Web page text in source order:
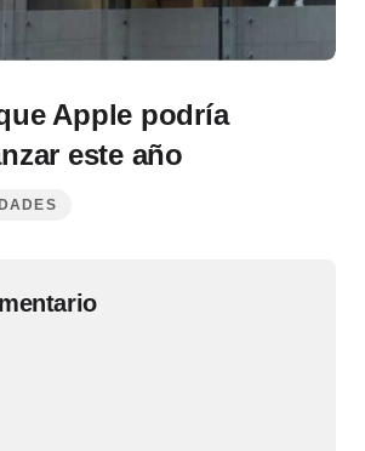
Apple podría
este año